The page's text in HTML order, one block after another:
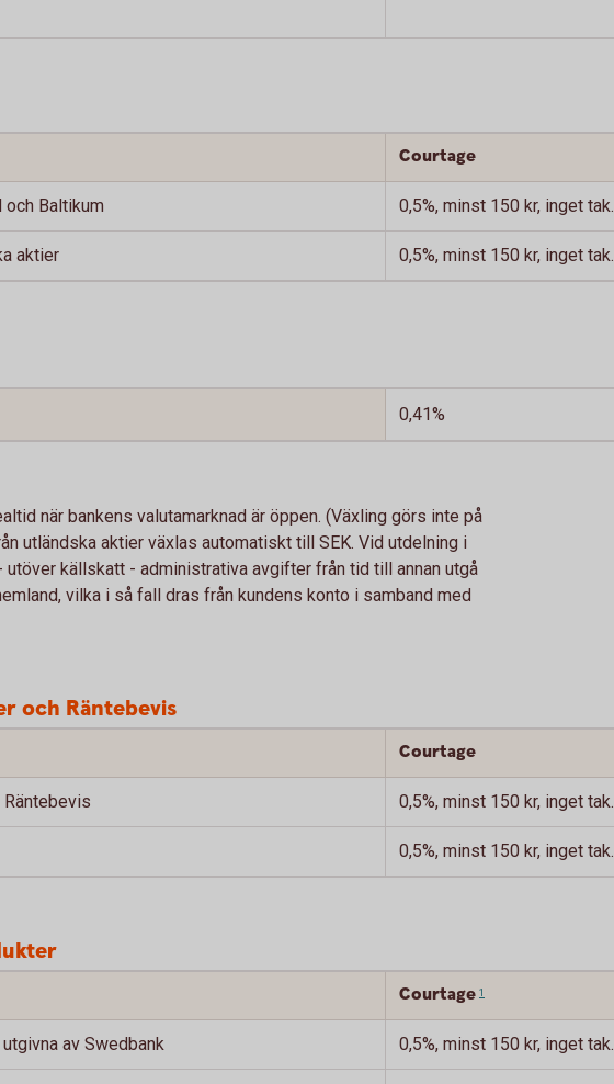
Courtage
och Baltikum 0,5%, minst 150 kr, inget tak.
aktier 0,5%, minst 150 kr, inget tak.
0,41%
när bankens valutamarknad är öppen. (Växling görs inte på
utländska aktier växlas automatiskt till SEK. Vid utdelning i
utöver källskatt - administrativa avgifter från tid till annan utgå
vilka i så fall dras från kundens konto i samband med
och Räntebevis
Courtage
Räntebevis 0,5%, minst 150 kr, inget tak.
0,5%, minst 150 kr, inget tak.
Courtage 1
av Swedbank 0,5%, minst 150 kr, inget tak.